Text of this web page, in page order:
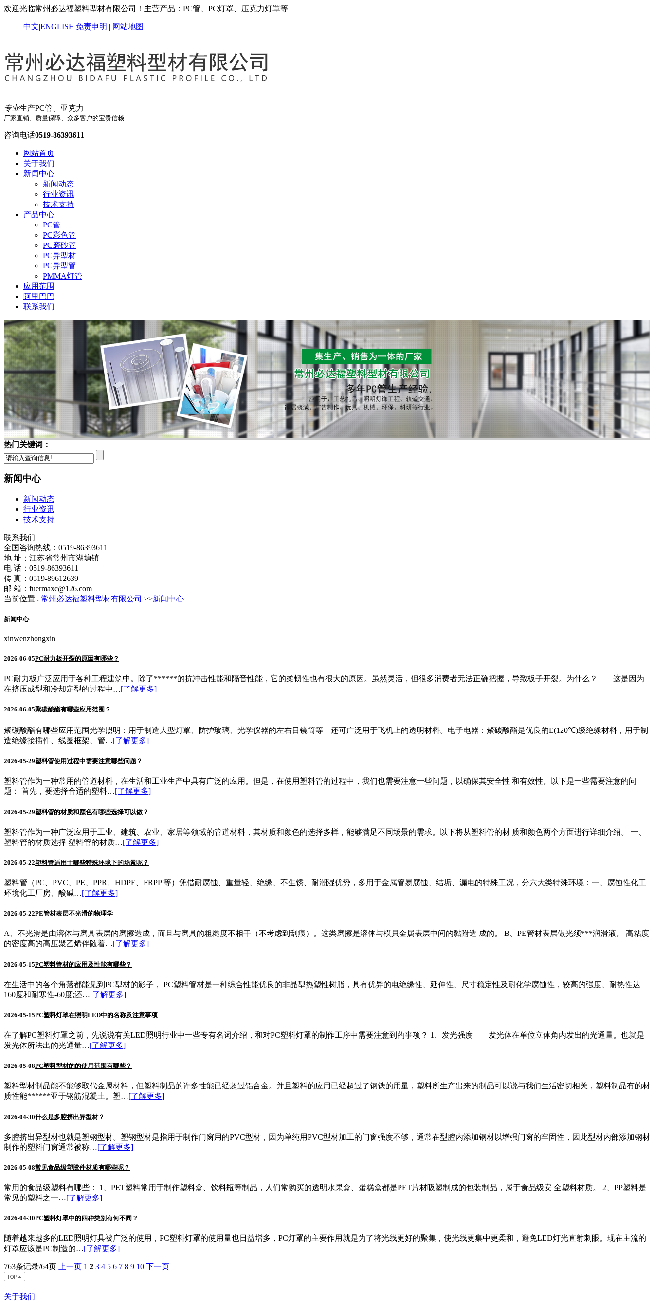
欢迎光临常州必达福塑料型材有限公司！主营产品：PC管、PC灯罩、压克力灯罩等
中文|ENGLISH|免责申明 | 网站地图
专业生产PC管、亚克力
厂家直销、质量保障、众多客户的宝贵信赖
咨询电话0519-86393611
网站首页
关于我们
新闻中心
新闻动态
行业资讯
技术支持
产品中心
PC管
PC彩色管
PC磨砂管
PC异型材
PC异型管
PMMA灯管
应用范围
阿里巴巴
联系我们
热门关键词：
新闻中心
新闻动态
行业资讯
技术支持
联系我们
全国咨询热线： 0519-86393611
地 址：江苏省常州市湖塘镇
电 话：0519-86393611
传 真：0519-89612639
邮 箱：fuermaxc@126.com
当前位置 : 常州必达福塑料型材有限公司 >>新闻中心
新闻中心
xinwenzhongxin
2026-06-05PC耐力板开裂的原因有哪些？
PC耐力板广泛应用于各种工程建筑中。除了******的抗冲击性能和隔音性能，它的柔韧性也有很大的原因。虽然灵活，但很多消费者无法正确把握，导致板子开裂。为什么？ 这是因为
在挤压成型和冷却定型的过程中…[了解更多]
2026-06-05聚碳酸酯有哪些应用范围？
聚碳酸酯有哪些应用范围光学照明：用于制造大型灯罩、防护玻璃、光学仪器的左右目镜筒等，还可广泛用于飞机上的透明材料。电子电器：聚碳酸酯是优良的E(120℃)级绝缘材料，用于制
造绝缘接插件、线圈框架、管…[了解更多]
2026-05-29塑料管使用过程中需要注意哪些问题？
塑料管作为一种常用的管道材料，在生活和工业生产中具有广泛的应用。但是，在使用塑料管的过程中，我们也需要注意一些问题，以确保其安全性 和有效性。以下是一些需要注意的问
题： 首先，要选择合适的塑料…[了解更多]
2026-05-29塑料管的材质和颜色有哪些选择可以做？
塑料管作为一种广泛应用于工业、建筑、农业、家居等领域的管道材料，其材质和颜色的选择多样，能够满足不同场景的需求。以下将从塑料管的材 质和颜色两个方面进行详细介绍。 一、
塑料管的材质选择 塑料管的材质…[了解更多]
2026-05-22塑料管适用于哪些特殊环境下的场景呢？
塑料管（PC、PVC、PE、PPR、HDPE、FRPP 等）凭借耐腐蚀、重量轻、绝缘、不生锈、耐潮湿优势，多用于金属管易腐蚀、结垢、漏电的特殊工况，分六大类特殊环境：一、腐蚀性化工
环境化工厂房、酸碱…[了解更多]
2026-05-22PE管材表层不光滑的物理学
A、不光滑是由溶体与磨具表层的磨擦造成，而且与磨具的粗糙度不相干（不考虑到刮痕）。这类磨擦是溶体与模貝金属表层中间的黏附造 成的。 B、PE管材表层做光须***润滑液。 高粘度
的密度高的高压聚乙烯伴随着…[了解更多]
2026-05-15PC塑料管材的应用及性能有哪些？
在生活中的各个角落都能见到PC型材的影子， PC塑料管材是一种综合性能优良的非晶型热塑性树脂，具有优异的电绝缘性、延伸性、尺寸稳定性及耐化学腐蚀性，较高的强度、耐热性达
160度和耐寒性-60度;还…[了解更多]
2026-05-15PC塑料灯罩在照明LED中的名称及注意事项
在了解PC塑料灯罩之前，先说说有关LED照明行业中一些专有名词介绍，和对PC塑料灯罩的制作工序中需要注意到的事项？ 1、发光强度——发光体在单位立体角内发出的光通量。也就是
发光体所法出的光通量…[了解更多]
2026-05-08PC塑料型材的的使用范围有哪些？
塑料型材制品能不能够取代金属材料，但塑料制品的许多性能已经超过铝合金。并且塑料的应用已经超过了钢铁的用量，塑料所生产出来的制品可以说与我们生活密切相关，塑料制品有的材
质性能******亚于钢筋混凝土。塑…[了解更多]
2026-04-30什么是多腔挤出异型材？
多腔挤出异型材也就是塑钢型材。塑钢型材是指用于制作门窗用的PVC型材，因为单纯用PVC型材加工的门窗强度不够，通常在型腔内添加钢材以增强门窗的牢固性，因此型材内部添加钢材
制作的塑料门窗通常被称…[了解更多]
2026-05-08常见食品级塑胶件材质有哪些呢？
常用的食品级塑料有哪些： 1、PET塑料常用于制作塑料盒、饮料瓶等制品，人们常购买的透明水果盒、蛋糕盒都是PET片材吸塑制成的包装制品，属于食品级安 全塑料材质。 2、PP塑料是
常见的塑料之一…[了解更多]
2026-04-30PC塑料灯罩中的四种类别有何不同？
随着越来越多的LED照明灯具被广泛的使用，PC塑料灯罩的使用量也日益增多，PC灯罩的主要作用就是为了将光线更好的聚集，使光线更集中更柔和，避免LED灯光直射刺眼。现在主流的
灯罩应该是PC制造的…[了解更多]
763条记录/64页 上一页 1 2 3 4 5 6 7 8 9 10 下一页
关于我们